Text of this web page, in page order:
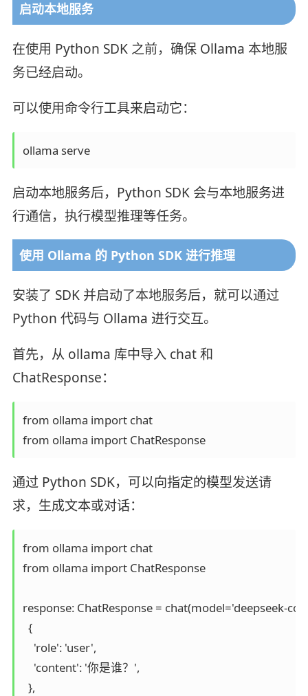
启动本地服务
在使用 Python SDK 之前，确保 Ollama 本地服
务已经启动。
可以使用命令行工具来启动它：
ollama serve
启动本地服务后，Python SDK 会与本地服务进
行通信，执行模型推理等任务。
使用 Ollama 的 Python SDK 进行推理
安装了 SDK 并启动了本地服务后，就可以通过
Python 代码与 Ollama 进行交互。
首先，从 ollama 库中导入 chat 和
ChatResponse：
from ollama import chat
from ollama import ChatResponse
通过 Python SDK，可以向指定的模型发送请
求，生成文本或对话：
from ollama import chat
from ollama import ChatResponse
response: ChatResponse = chat(model='deepseek-
  {
    'role': 'user',
    'content': '你是谁？',
  },